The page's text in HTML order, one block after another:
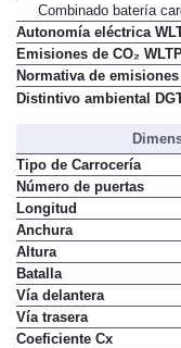
Combinado batería
Autonomía eléctrica
Emisiones de CO₂
Normativa de emisiones
Distintivo ambiental
Tipo de Carrocería
Número de puertas
Longitud
Anchura
Altura
Batalla
Vía delantera
Vía trasera
Coeficiente Cx